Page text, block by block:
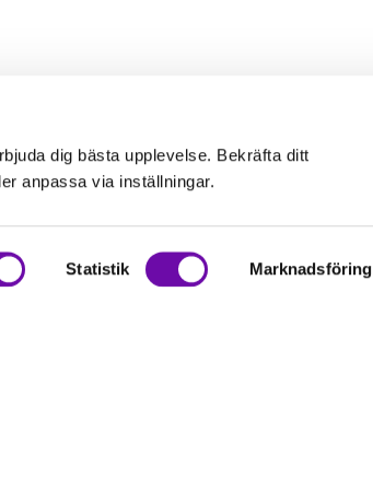
dig bästa upplevelse. Bekräfta ditt
anpassa via inställningar.
Statistik Marknadsföring